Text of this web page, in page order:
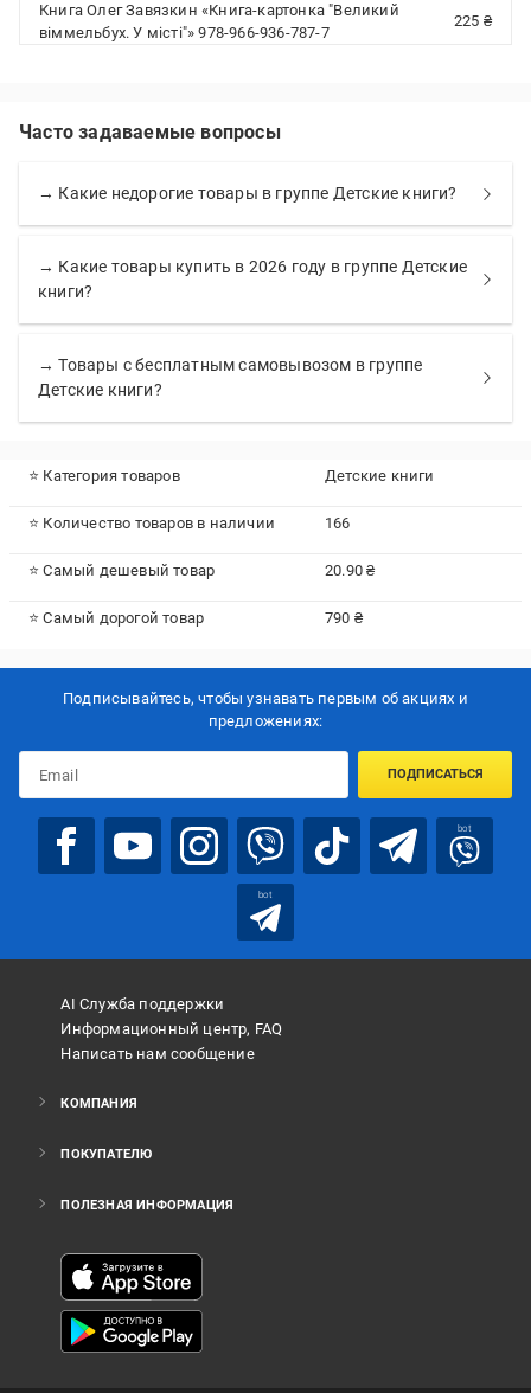
Книга Олег Завязкин «Книга-картонка "Великий
віммельбух. У місті"» 978-966-936-787-7
225 ₴
Часто задаваемые вопросы
→ Какие недорогие товары в группе Детские книги?
→ Какие товары купить в 2026 году в группе Детские
книги?
→ Товары с бесплатным самовывозом в группе
Детские книги?
⭐ Категория товаров Детские книги
⭐ Количество товаров в наличии 166
⭐ Самый дешевый товар 20.90 ₴
⭐ Самый дорогой товар 790 ₴
Подписывайтесь, чтобы узнавать первым об акцияx и
предложениях:
ПОДПИСАТЬСЯ
bot
bot
AI Служба поддержки
Информационный центр, FAQ
Написать нам сообщение
КОМПАНИЯ
ПОКУПАТЕЛЮ
ПОЛЕЗНАЯ ИНФОРМАЦИЯ